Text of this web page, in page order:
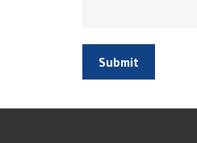
Submit